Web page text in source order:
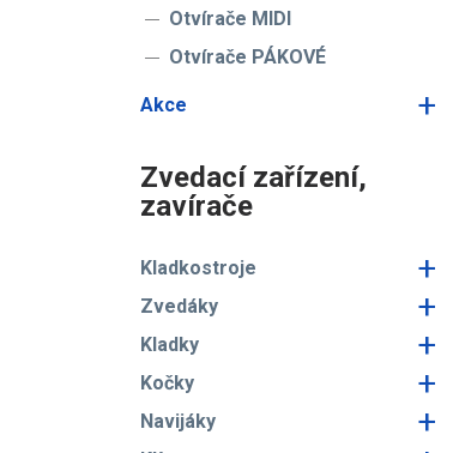
Otvírače MIDI
Otvírače PÁKOVÉ
Akce +
Zvedací zařízení,
zavírače
Kladkostroje +
Zvedáky +
Kladky +
Kočky +
Navijáky +